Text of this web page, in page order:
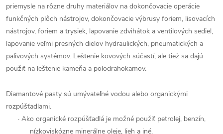
priemysle na rôzne druhy materiálov na dokončovacie operácie
funkčných plôch nástrojov, dokončovacie výbrusy foriem, lisovacích
nástrojov, foriem a trysiek, lapovanie zdvihátok a ventilových sediel,
lapovanie veľmi presných dielov hydraulických, pneumatických a
palivových systémov. Leštenie kovových súčastí, ale tiež sa dajú
použiť na leštenie kameňa a polodrahokamov.
Diamantové pasty sú umývateľné vodou alebo organickými
rozpúšťadlami.
· Ako organické rozpúšťadlá je možné použiť petrolej, benzín,
nízkoviskózne minerálne oleje, lieh a iné.